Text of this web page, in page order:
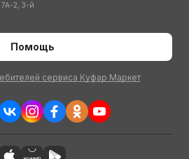
7А-2, 3-й
Помощь
сервиса Куфар Маркет